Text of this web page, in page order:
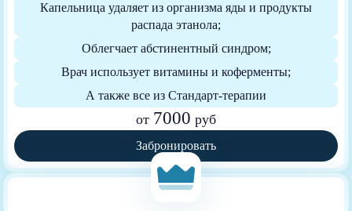
Капельница удаляет из организма яды и продукты
распада этанола;
Облегчает абстинентный синдром;
Врач использует витамины и коферменты;
А также все из Стандарт-терапии
от 7000 руб
Забронировать